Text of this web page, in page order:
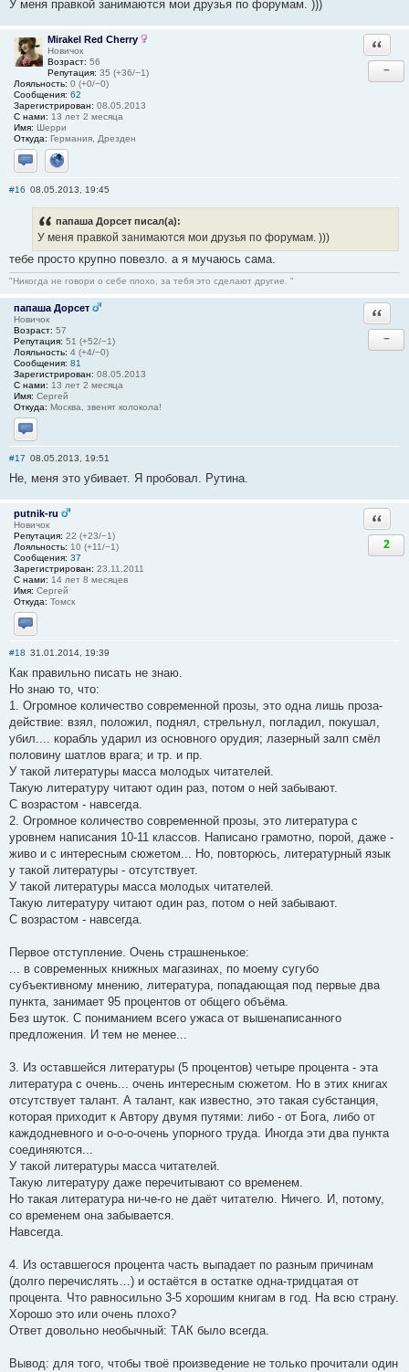
У меня правкой занимаются мои друзья по форумам. )))
Mirakel Red Cherry
Новичок
Возраст: 56
Репутация: 35 (+36/−1)
Лояльность: 0 (+0/−0)
Сообщения: 62
Зарегистрирован: 08.05.2013
С нами: 13 лет 2 месяца
Имя: Шерри
Откуда: Германия, Дрезден
Отправить личное сообщение
Сайт
−
#16 08.05.2013, 19:45
папаша Дорсет писал(а):
У меня правкой занимаются мои друзья по форумам. )))
тебе просто крупно повезло. а я мучаюсь сама.
"Никогда не говори о себе плохо, за тебя это сделают другие. "
папаша Дорсет
Новичок
Возраст: 57
Репутация: 51 (+52/−1)
Лояльность: 4 (+4/−0)
Сообщения: 81
Зарегистрирован: 08.05.2013
С нами: 13 лет 2 месяца
Имя: Сергей
Откуда: Москва, звенят колокола!
Отправить личное сообщение
−
#17 08.05.2013, 19:51
Не, меня это убивает. Я пробовал. Рутина.
putnik-ru
Новичок
Репутация: 22 (+23/−1)
Лояльность: 10 (+11/−1)
Сообщения: 37
Зарегистрирован: 23.11.2011
С нами: 14 лет 8 месяцев
Имя: Сергей
Откуда: Томск
Отправить личное сообщение
2
#18 31.01.2014, 19:39
Как правильно писать не знаю.
Но знаю то, что:
1. Огромное количество современной прозы, это одна лишь проза-
действие: взял, положил, поднял, стрельнул, погладил, покушал,
убил.... корабль ударил из основного орудия; лазерный залп смёл
половину шатлов врага; и тр. и пр.
У такой литературы масса молодых читателей.
Такую литературу читают один раз, потом о ней забывают.
С возрастом - навсегда.
2. Огромное количество современной прозы, это литература с
уровнем написания 10-11 классов. Написано грамотно, порой, даже -
живо и с интересным сюжетом... Но, повторюсь, литературный язык
у такой литературы - отсутствует.
У такой литературы масса молодых читателей.
Такую литературу читают один раз, потом о ней забывают.
С возрастом - навсегда.
Первое отступление. Очень страшненькое:
... в современных книжных магазинах, по моему сугубо
субъективному мнению, литература, попадающая под первые два
пункта, занимает 95 процентов от общего объёма.
Без шуток. С пониманием всего ужаса от вышенаписанного
предложения. И тем не менее...
3. Из оставшейся литературы (5 процентов) четыре процента - эта
литература с очень... очень интересным сюжетом. Но в этих книгах
отсутствует талант. А талант, как известно, это такая субстанция,
которая приходит к Автору двумя путями: либо - от Бога, либо от
каждодневного и о-о-о-очень упорного труда. Иногда эти два пункта
соединяются...
У такой литературы масса читателей.
Такую литературу даже перечитывают со временем.
Но такая литература ни-че-го не даёт читателю. Ничего. И, потому,
со временем она забывается.
Навсегда.
4. Из оставшегося процента часть выпадает по разным причинам
(долго перечислять…) и остаётся в остатке одна-тридцатая от
процента. Что равносильно 3-5 хорошим книгам в год. На всю страну.
Хорошо это или очень плохо?
Ответ довольно необычный: ТАК было всегда.
Вывод: для того, чтобы твоё произведение не только прочитали один